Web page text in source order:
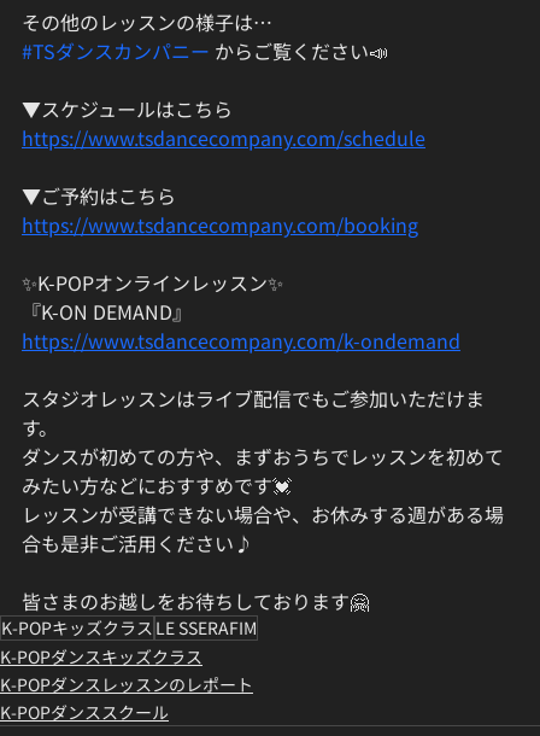
その他のレッスンの様子は…
#TSダンスカンパニー からご覧ください📣
▼スケジュールはこちら
https://www.tsdancecompany.com/schedule
▼ご予約はこちら
https://www.tsdancecompany.com/booking
✨K-POPオンラインレッスン✨
『K-ON DEMAND』
https://www.tsdancecompany.com/k-ondemand
スタジオレッスンはライブ配信でもご参加いただけま
す。
ダンスが初めての方や、まずおうちでレッスンを初めて
みたい方などにおすすめです💓
レッスンが受講できない場合や、お休みする週がある場
合も是非ご活用ください♪
皆さまのお越しをお待ちしております🤗
K-POPキッズクラス LE SSERAFIM
K-POPダンスキッズクラス
K-POPダンスレッスンのレポート
K-POPダンススクール